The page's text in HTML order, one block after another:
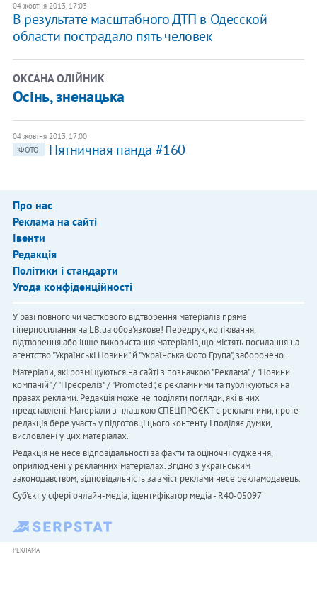
04 жовтня 2013, 17:03
В результате масштабного ДТП в Одесской
области пострадало пять человек
ОКСАНА ОЛІЙНИК
Осінь, зненацька
04 жовтня 2013, 17:00
ФОТО
Пятничная панда #160
Про нас
Реклама на сайті
Івенти
Редакція
Політики і стандарти
Угода конфіденційності
У разі повного чи часткового відтворення матеріалів пряме
гіперпосилання на LB.ua обов'язкове! Передрук, копіювання,
відтворення або інше використання матеріалів, що містять посилання на
агентство "Українськi Новини" й "Українська Фото Група", заборонено.
Матеріали, які розміщуються на сайті з позначкою "Реклама" / "Новини
компаній" / "Пресреліз" / "Promoted", є рекламними та публікуються на
правах реклами. Редакція може не поділяти погляди, які в них
представлені. Матеріали з плашкою СПЕЦПРОЄКТ є рекламними, проте
редакція бере участь у підготовці цього контенту і поділяє думки,
висловлені у цих матеріалах.
Редакція не несе відповідальності за факти та оціночні судження,
оприлюднені у рекламних матеріалах. Згідно з українським
законодавством, відповідальність за зміст реклами несе рекламодавець.
Cуб'єкт у сфері онлайн-медіа; ідентифікатор медіа - R40-05097
РЕКЛАМА